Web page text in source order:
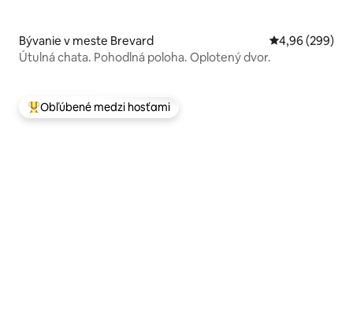
Bývanie v meste Brevard Priemerné
4,96 (299)
Útulná chata. Pohodlná poloha. Oplotený dvor.
Najobľúbenejšie medzi hosťami
Obľúbené medzi hosťami